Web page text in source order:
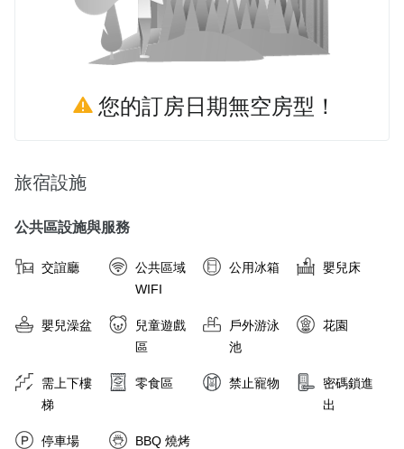
您的訂房日期無空房型！
旅宿設施
公共區設施與服務
交誼廳
公共區域
WIFI
公用冰箱 嬰兒床
嬰兒澡盆
兒童遊戲
區
戶外游泳
池
花園
需上下樓
梯
零食區 禁止寵物
密碼鎖進
出
停車場
BBQ 燒烤